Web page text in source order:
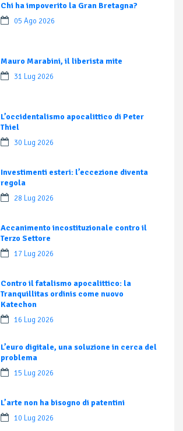
Chi ha impoverito la Gran Bretagna?
05 Ago 2026
Mauro Marabini, il liberista mite
31 Lug 2026
L’occidentalismo apocalittico di Peter
Thiel
30 Lug 2026
Investimenti esteri: l’eccezione diventa
regola
28 Lug 2026
Accanimento incostituzionale contro il
Terzo Settore
17 Lug 2026
Contro il fatalismo apocalittico: la
Tranquillitas ordinis come nuovo
Katechon
16 Lug 2026
L’euro digitale, una soluzione in cerca del
problema
15 Lug 2026
L’arte non ha bisogno di patentini
10 Lug 2026